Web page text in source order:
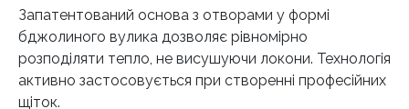
Запатентований основа з отворами у формі
бджолиного вулика дозволяє рівномірно
розподіляти тепло, не висушуючи локони. Технологія
активно застосовується при створенні професійних
щіток.